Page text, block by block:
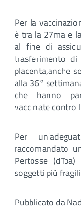
Per la
è tra la 27ma e
al fine di
trasferimento
placenta,anche
alla 36°
che hanno
vaccinate contro
Per
raccomandato
Pertosse
soggetti più
Pubblicato da